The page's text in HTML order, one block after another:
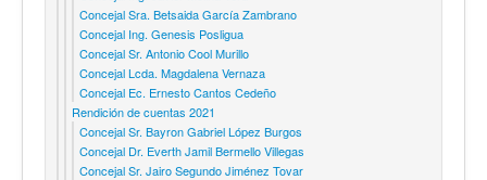
Concejal Sra. Betsaida García Zambrano
Concejal Ing. Genesis Posligua
Concejal Sr. Antonio Cool Murillo
Concejal Lcda. Magdalena Vernaza
Concejal Ec. Ernesto Cantos Cedeño
Rendición de cuentas 2021
Concejal Sr. Bayron Gabriel López Burgos
Concejal Dr. Everth Jamil Bermello Villegas
Concejal Sr. Jairo Segundo Jiménez Tovar